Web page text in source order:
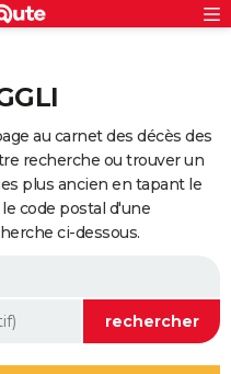
au carnet des décès des
recherche ou trouver un
plus ancien en tapant le
code postal d'une
ci-dessous.